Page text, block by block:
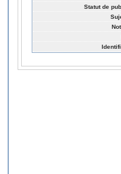
Statut de